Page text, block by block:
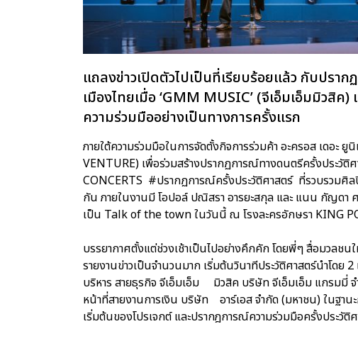
แถลงข่าวเปิดตัวไปเป็นที่เรียบร้อยแล้ว กับปรา
เมืองไทยเมื่อ ‘GMM MUSIC’ (จีเอ็มเอ็มมิวสิค)
ความร่วมมืออย่างเป็นทางการครั้งแรก
ภายใต้ความร่วมมือในการจัดตั้งกิจการร่วมค้า อะครอส เดอะ
VENTURE) เพื่อร่วมสร้างปรากฏการณ์ทางดนตรีครั้งประวัติ
CONCERTS #ปรากฏการณ์ครั้งประวัติศาสตร์ ที่รวบรวมศิ
กัน ภายในงานมี โอปอล์ ปณิสรา อารยะสกุล และ แนน กัญดา
เป็น Talk of the town ในวันนี้ ณ โรงละครอักษรา KING
บรรยากาศตั้งแต่ช่วงเช้าเป็นไปอย่างคึกคัก โดยพี่ๆ สื่อมวลชน
รายงานข่าวเป็นจำนวนมาก เริ่มต้นวินาทีประวัติศาสตร์นำโดย
บริหาร สายธุรกิจ จีเอ็มเอ็ม มิวสิค บริษัท จีเอ็มเอ็ม แกรมมี่
หน้าที่สายงานการเงิน บริษัท อาร์เอส จำกัด (มหาชน) ในฐานะ
เริ่มต้นของโปรเจกต์ และปรากฎการณ์ความร่วมมือครั้งประวัติ